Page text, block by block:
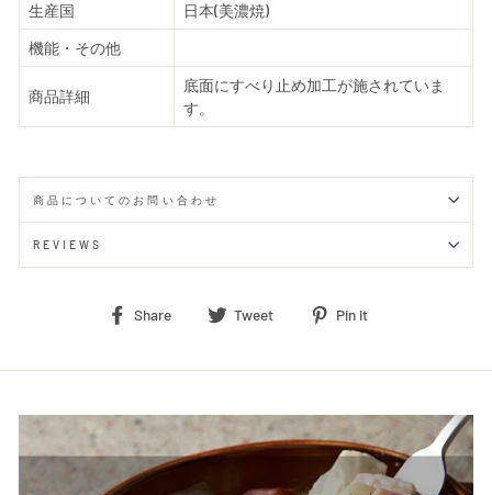
生産国
日本(美濃焼)
機能・その他
商品詳細
底面にすべり止め加工が施されていま
す。
商品についてのお問い合わせ
REVIEWS
Share
Share Tweet
Tweet Pin it